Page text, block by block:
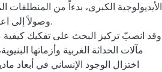
الأيديولوجية الكبرى، بدءاً من المنطلقات
وصولاً إلى
وقد انصبّ تركيز البحث على تفكيك كيفية
مآلات الحداثة الغربية وأزماتها
اختزال الوجود الإنساني في أبعاد